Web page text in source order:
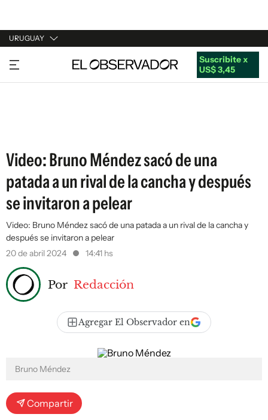
URUGUAY
URUGUAY
ARGENTINA
Suscribite x
US$ 3,45
Video: Bruno Méndez sacó de una
patada a un rival de la cancha y después
se invitaron a pelear
Video: Bruno Méndez sacó de una patada a un rival de la cancha y
después se invitaron a pelear
20 de abril 2024
14:41 hs
Por Redacción
Agregar El Observador en
Bruno Méndez
Compartir